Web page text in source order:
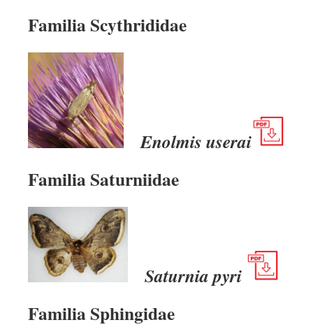
Familia Scythrididae
Enolmis userai
Familia Saturniidae
Saturnia pyri
Familia Sphingidae